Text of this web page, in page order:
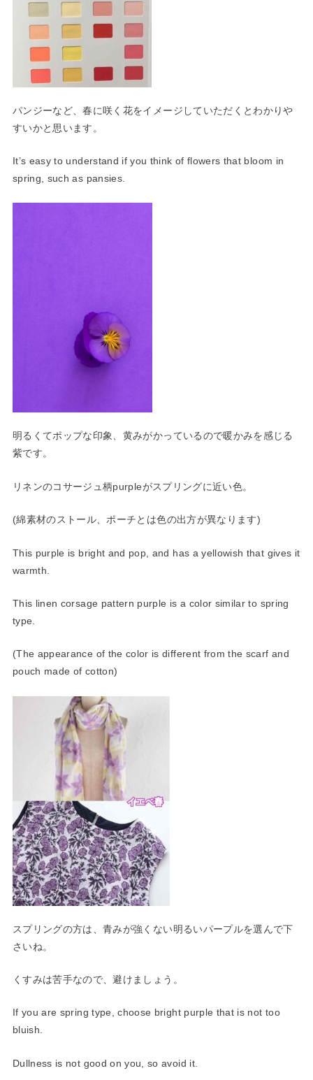
パンジーなど、春に咲く花をイメージしていただくとわかりや
すいかと思います。
It’s easy to understand if you think of flowers that bloom in
spring, such as pansies.
明るくてポップな印象、黄みがかっているので暖かみを感じる
紫です。
リネンのコサージュ柄purpleがスプリングに近い色。
(綿素材のストール、ポーチとは色の出方が異なります)
This purple is bright and pop, and has a yellowish that gives it
warmth.
This linen corsage pattern purple is a color similar to spring
type.
(The appearance of the color is different from the scarf and
pouch made of cotton)
スプリングの方は、青みが強くない明るいパープルを選んで下
さいね。
くすみは苦手なので、避けましょう。
If you are spring type, choose bright purple that is not too
bluish.
Dullness is not good on you, so avoid it.